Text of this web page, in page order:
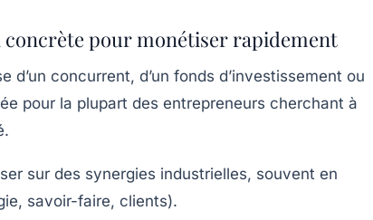
concrète pour monétiser rapidement
d’un concurrent, d’un fonds d’investissement ou
pour la plupart des entrepreneurs cherchant à
sur des synergies industrielles, souvent en
savoir-faire, clients).